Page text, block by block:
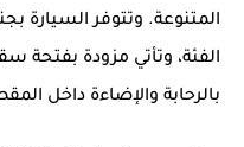
الفئة، وتأتي مزودة
بالرحابة والإضاءة داخل